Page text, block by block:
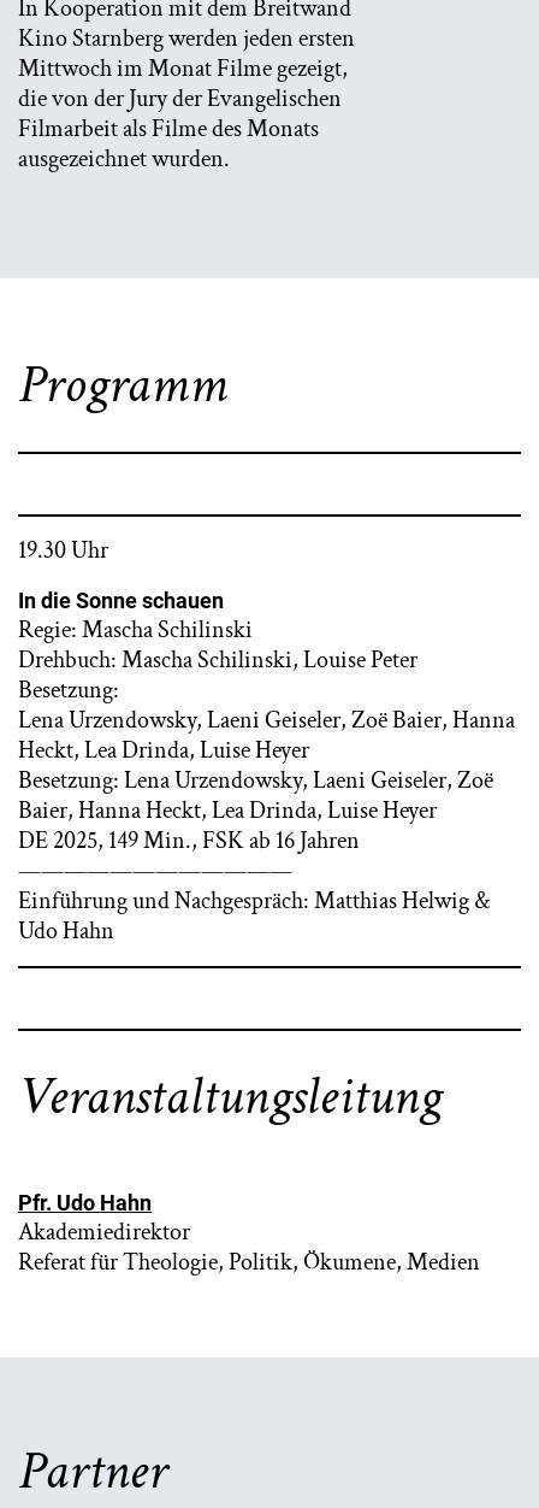
In Kooperation mit dem Breitwand
Kino Starnberg werden jeden ersten
Mittwoch im Monat Filme gezeigt,
die von der Jury der Evangelischen
Filmarbeit als Filme des Monats
ausgezeichnet wurden.
Programm
19.30 Uhr
In die Sonne schauen
Regie: Mascha Schilinski
Drehbuch: Mascha Schilinski, Louise Peter
Besetzung:
Lena Urzendowsky, Laeni Geiseler, Zoë Baier, Hanna
Heckt, Lea Drinda, Luise Heyer
Besetzung: Lena Urzendowsky, Laeni Geiseler, Zoë
Baier, Hanna Heckt, Lea Drinda, Luise Heyer
DE 2025, 149 Min., FSK ab 16 Jahren
————————————
Einführung und Nachgespräch: Matthias Helwig &
Udo Hahn
Veranstaltungsleitung
Pfr. Udo Hahn
Akademiedirektor
Referat für Theologie, Politik, Ökumene, Medien
Partner